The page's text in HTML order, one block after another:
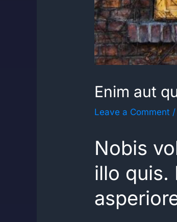
Enim aut
Leave a Comment /
Nobis
illo quis.